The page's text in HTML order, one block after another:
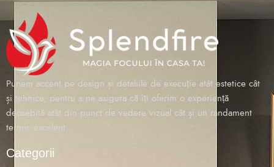
Punem accent pe design și detaliile de execuție atât estetice cât
și tehnice, pentru a ne asigura că îți oferim o experiență
deosebită atât din punct de vedere vizual cât și un randament
termic excelent.
Categorii